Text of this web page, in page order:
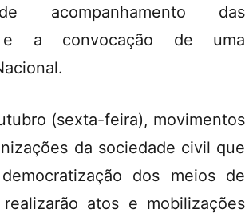
acompanhamento das
e a convocação de uma
(sexta-feira), movimentos
da sociedade civil que
dos meios de
realizarão atos e mobilizações